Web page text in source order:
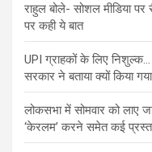
राहुल बोले- सोशल मीडिया
पर कही ये बात
UPI ग्राहकों के लिए निशुल्क…
सरकार ने बताया क्यों किया
लोकसभा में सोमवार को लाए
‘केरलम’ करने समेत कई